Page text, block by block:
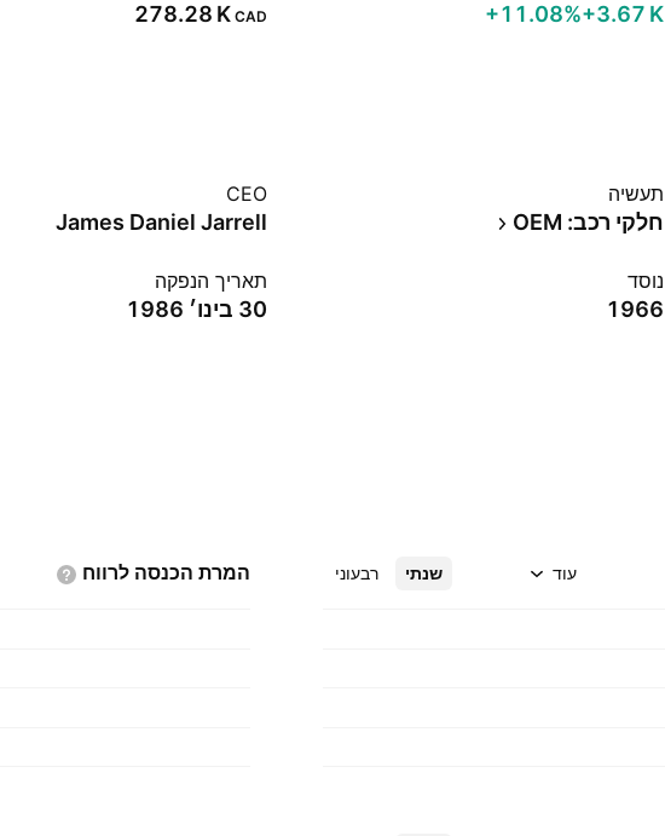
‪+3.67 K‬
‪+11.08%‬
‪278.28 K‬ CAD
תעשיה
חלקי רכב: OEM
CEO
James Daniel Jarrell
נוסד
1966
תאריך הנפקה
30 בינו׳ 1986
שנתי רבעוני עוד המרת הכנסה לרווח